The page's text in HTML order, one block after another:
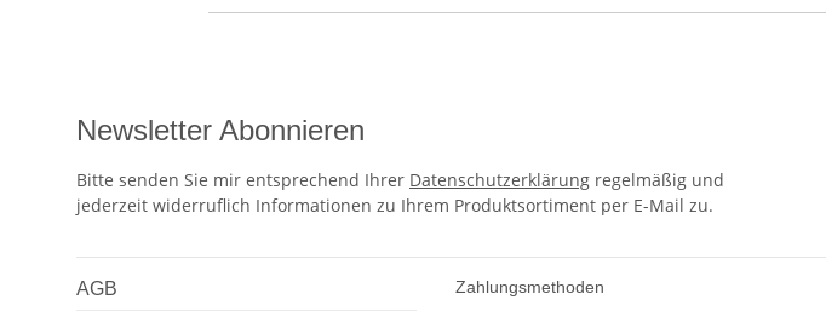
Newsletter Abonnieren
Bitte senden Sie mir entsprechend Ihrer Datenschutzerklärung regelmäßig und
jederzeit widerruflich Informationen zu Ihrem Produktsortiment per E-Mail zu.
AGB Zahlungsmethoden